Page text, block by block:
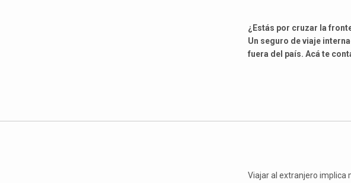
¿Estás por cruzar la
Un seguro de viaje
fuera del país. Acá te
Viajar al extranjero implica